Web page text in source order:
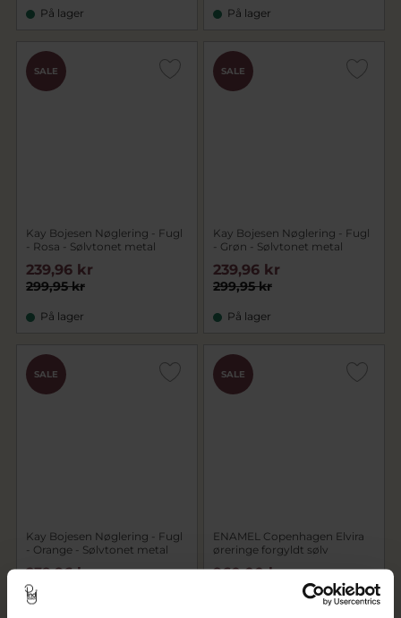
På lager På lager
SALE
Kay Bojesen Nøglering - Fugl
- Rosa - Sølvtonet metal
299,95 kr
239,96 kr
På lager
SALE
Kay Bojesen Nøglering - Fugl
- Grøn - Sølvtonet metal
299,95 kr
239,96 kr
På lager
SALE
Kay Bojesen Nøglering - Fugl
- Orange - Sølvtonet metal
299,95 kr
239,96 kr
SALE
ENAMEL Copenhagen Elvira
øreringe forgyldt sølv
960,00 kr